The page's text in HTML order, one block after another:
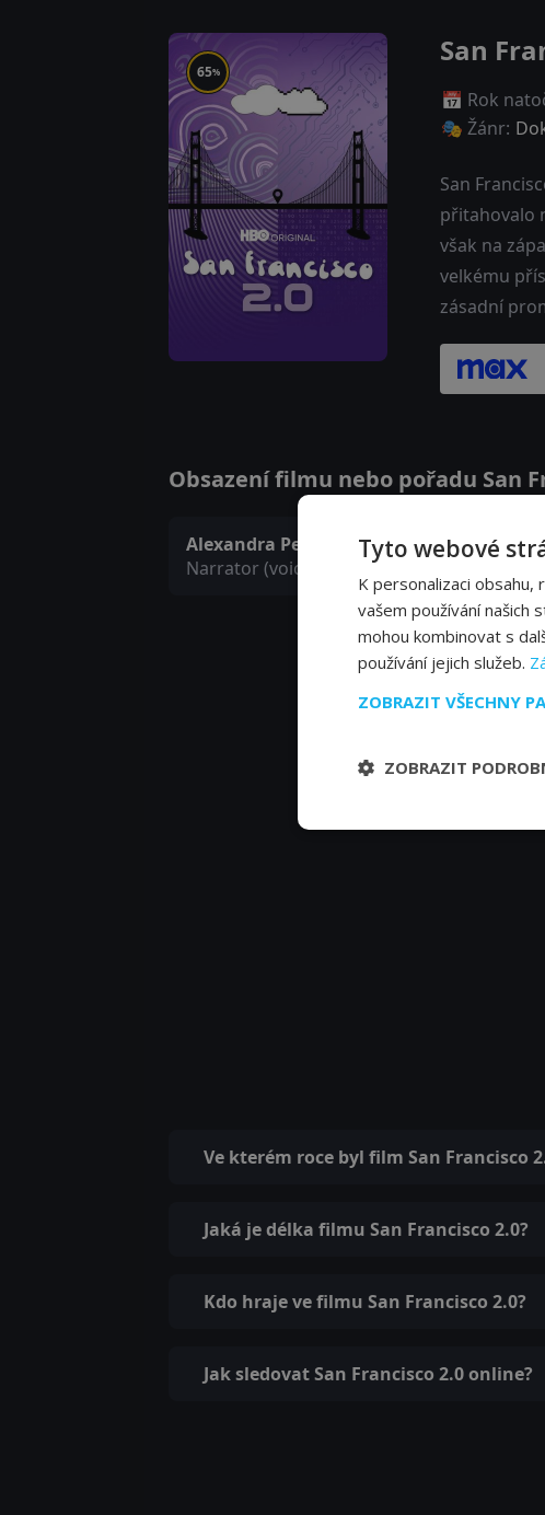
65%
San
📅 Rok
🎭 Žánr:
San
přitahovalo
však na
velkému
zásadní
Obsazení filmu nebo pořadu San
Alexandra Pelosi
Narrator (voice)
Ve kterém roce byl film San Francisco
Jaká je délka filmu San Francisco 2.0?
Kdo hraje ve filmu San Francisco 2.0?
Jak sledovat San Francisco 2.0 online?
Tyto webové
K personalizaci obsahu,
vašem používání našich
mohou kombinovat s
používání jejich služeb.
ZOBRAZIT VŠECHNY
ZOBRAZIT